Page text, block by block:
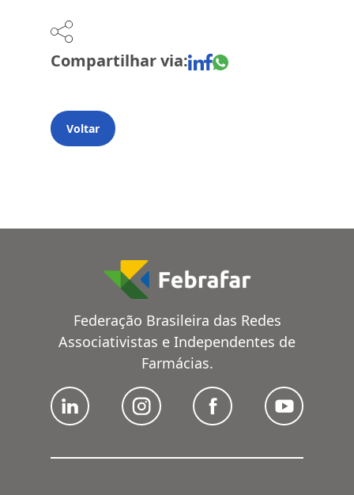
Compartilhar via:
Voltar
Federação Brasileira das Redes
Associativistas e Independentes de
Farmácias.